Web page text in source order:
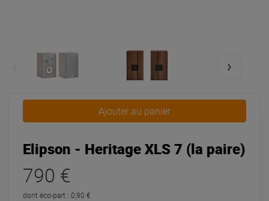
Ajouter au panier
Elipson - Heritage XLS 7 (la paire)
790 €
dont éco-part : 0,90 €